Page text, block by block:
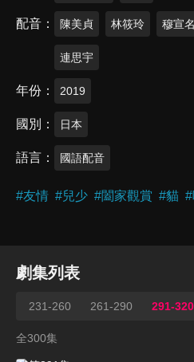
配音 陳美貞 林筱玲 穆宣名
連思宇
年份 2019
國別 日本
語言 國語配音
#友情 #兒少 #闔家觀賞 #貓 #
劇集列表
231-260 261-290 291-320
全300集